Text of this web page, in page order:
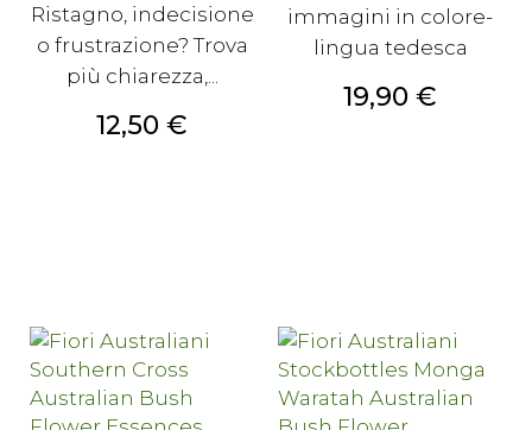
Ristagno, indecisione
o frustrazione? Trova
più chiarezza,...
Prezzo
12,50 €
immagini in colore-
lingua tedesca
Prezzo
19,90 €